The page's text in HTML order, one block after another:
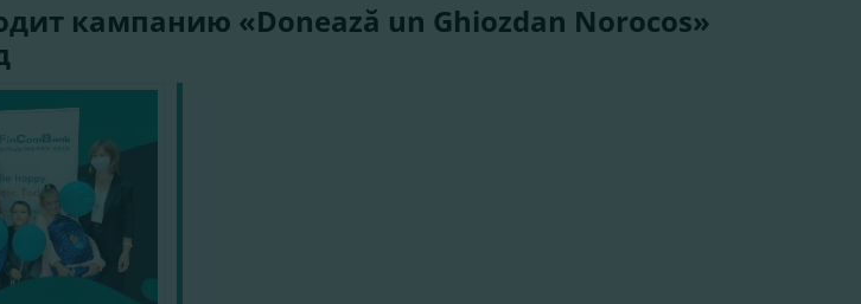
кампанию «Donează un Ghiozdan Norocos»